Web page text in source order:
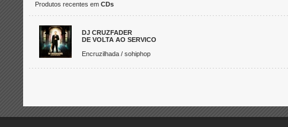
Produtos recentes em CDs
DJ CRUZFADER
DE VOLTA AO SERVICO
Encruzilhada / sohiphop